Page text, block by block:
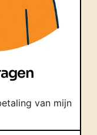
van mijn